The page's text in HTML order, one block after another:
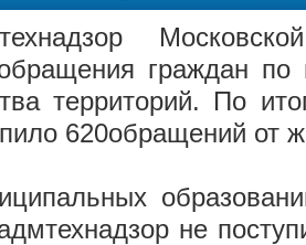
граждан
территорий. По
620обращений от
не